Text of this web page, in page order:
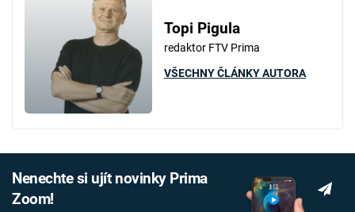
Topi Pigula
redaktor FTV Prima
VŠECHNY ČLÁNKY AUTORA
Nenechte si ujít novinky Prima
Zoom!